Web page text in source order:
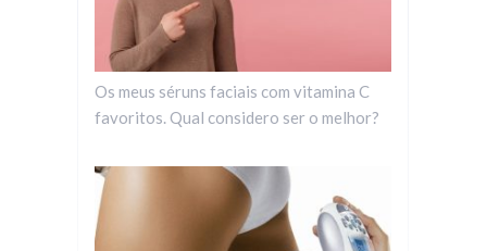
Os meus séruns faciais com vitamina C
favoritos. Qual considero ser o melhor?